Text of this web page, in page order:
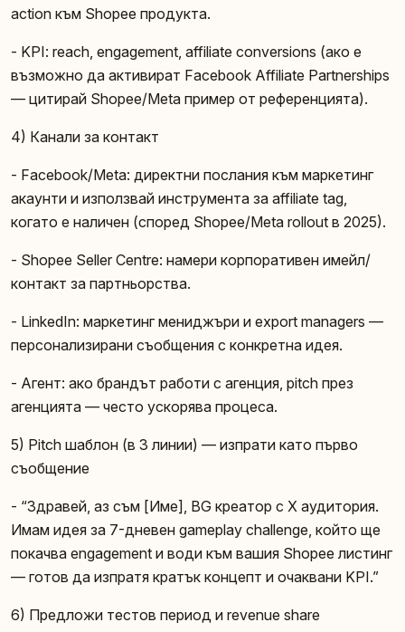
action към Shopee продукта.
- KPI: reach, engagement, affiliate conversions (ако е
възможно да активират Facebook Affiliate Partnerships
— цитирай Shopee/Meta пример от референцията).
4) Канали за контакт
- Facebook/Meta: директни послания към маркетинг
акаунти и използвай инструмента за affiliate tag,
когато е наличен (според Shopee/Meta rollout в 2025).
- Shopee Seller Centre: намери корпоративен имейл/
контакт за партньорства.
- LinkedIn: маркетинг мениджъри и export managers —
персонализирани съобщения с конкретна идея.
- Агент: ако брандът работи с агенция, pitch през
агенцията — често ускорява процеса.
5) Pitch шаблон (в 3 линии) — изпрати като първо
съобщение
- “Здравей, аз съм [Име], BG креатор с X аудитория.
Имам идея за 7-дневен gameplay challenge, който ще
покачва engagement и води към вашия Shopee листинг
— готов да изпратя кратък концепт и очаквани KPI.”
6) Предложи тестов период и revenue share